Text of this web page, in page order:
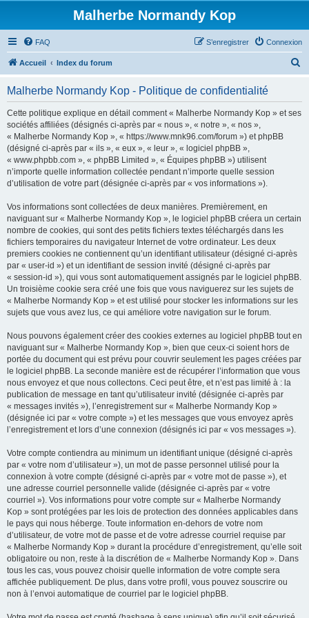
Malherbe Normandy Kop
FAQ Connexion
S’enregistrer
Accueil Index du forum
Malherbe Normandy Kop - Politique de confidentialité
Cette politique explique en détail comment « Malherbe Normandy Kop » et ses
sociétés affiliées (désignés ci-après par « nous », « notre », « nos »,
« Malherbe Normandy Kop », « https://www.mnk96.com/forum ») et phpBB
(désigné ci-après par « ils », « eux », « leur », « logiciel phpBB »,
« www.phpbb.com », « phpBB Limited », « Équipes phpBB ») utilisent
n’importe quelle information collectée pendant n’importe quelle session
d’utilisation de votre part (désignée ci-après par « vos informations »).
Vos informations sont collectées de deux manières. Premièrement, en
naviguant sur « Malherbe Normandy Kop », le logiciel phpBB créera un certain
nombre de cookies, qui sont des petits fichiers textes téléchargés dans les
fichiers temporaires du navigateur Internet de votre ordinateur. Les deux
premiers cookies ne contiennent qu’un identifiant utilisateur (désigné ci-après
par « user-id ») et un identifiant de session invité (désigné ci-après par
« session-id »), qui vous sont automatiquement assignés par le logiciel phpBB.
Un troisième cookie sera créé une fois que vous naviguerez sur les sujets de
« Malherbe Normandy Kop » et est utilisé pour stocker les informations sur les
sujets que vous avez lus, ce qui améliore votre navigation sur le forum.
Nous pouvons également créer des cookies externes au logiciel phpBB tout en
naviguant sur « Malherbe Normandy Kop », bien que ceux-ci soient hors de
portée du document qui est prévu pour couvrir seulement les pages créées par
le logiciel phpBB. La seconde manière est de récupérer l’information que vous
nous envoyez et que nous collectons. Ceci peut être, et n’est pas limité à : la
publication de message en tant qu’utilisateur invité (désignée ci-après par
« messages invités »), l’enregistrement sur « Malherbe Normandy Kop »
(désignée ici par « votre compte ») et les messages que vous envoyez après
l’enregistrement et lors d’une connexion (désignés ici par « vos messages »).
Votre compte contiendra au minimum un identifiant unique (désigné ci-après
par « votre nom d’utilisateur »), un mot de passe personnel utilisé pour la
connexion à votre compte (désigné ci-après par « votre mot de passe »), et
une adresse courriel personnelle valide (désignée ci-après par « votre
courriel »). Vos informations pour votre compte sur « Malherbe Normandy
Kop » sont protégées par les lois de protection des données applicables dans
le pays qui nous héberge. Toute information en-dehors de votre nom
d’utilisateur, de votre mot de passe et de votre adresse courriel requise par
« Malherbe Normandy Kop » durant la procédure d’enregistrement, qu’elle soit
obligatoire ou non, reste à la discrétion de « Malherbe Normandy Kop ». Dans
tous les cas, vous pouvez choisir quelle information de votre compte sera
affichée publiquement. De plus, dans votre profil, vous pouvez souscrire ou
non à l’envoi automatique de courriel par le logiciel phpBB.